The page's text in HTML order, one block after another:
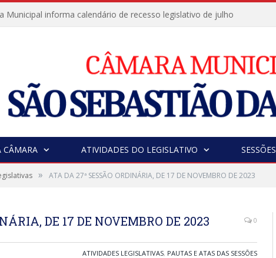
Municipal informa calendário de recesso legislativo de julho
CÂMARA ATIVIDADES DO LEGISLATIVO SESSÕES
» ATA DA 27ª SESSÃO ORDINÁRIA, DE 17 DE NOVEMBRO DE 2023
DE 17 DE NOVEMBRO DE 2023 0
ATIVIDADES LEGISLATIVAS, PAUTAS E ATAS DAS SESSÕES